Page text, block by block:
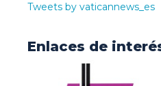
Tweets by vaticannews_es
Enlaces de